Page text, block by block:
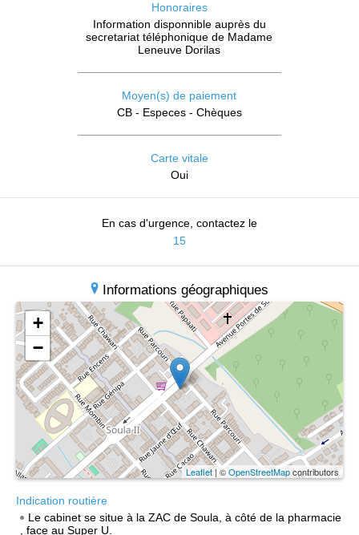
Honoraires
Information disponnible auprès du
secretariat téléphonique de Madame
Leneuve Dorilas
Moyen(s) de paiement
CB - Especes - Chèques
Carte vitale
Oui
En cas d'urgence, contactez le
15
Informations géographiques
+
−
Leaflet| ©OpenStreetMapcontributors
Indication routière
Le cabinet se situe à la ZAC de Soula, à côté de la pharmacie
, face au Super U.